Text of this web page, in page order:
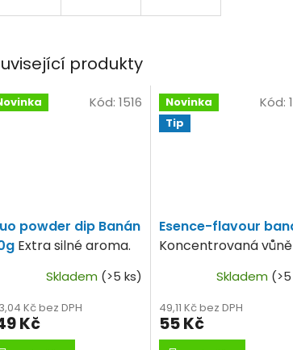
produkty
powder dip Banán
Extra silné aroma.
Skladem (>5 ks)
Kč bez DPH
Kč
Kód: 1516
Novinka
Tip
Esence-flavour
Koncentrovaná vůně
Skladem
49,11 Kč bez DPH
55 Kč
Kód: